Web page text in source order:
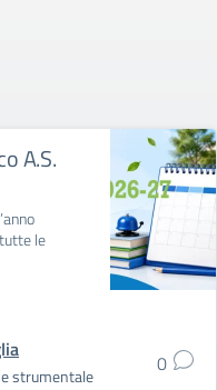
A.S.
le
strumentale 0